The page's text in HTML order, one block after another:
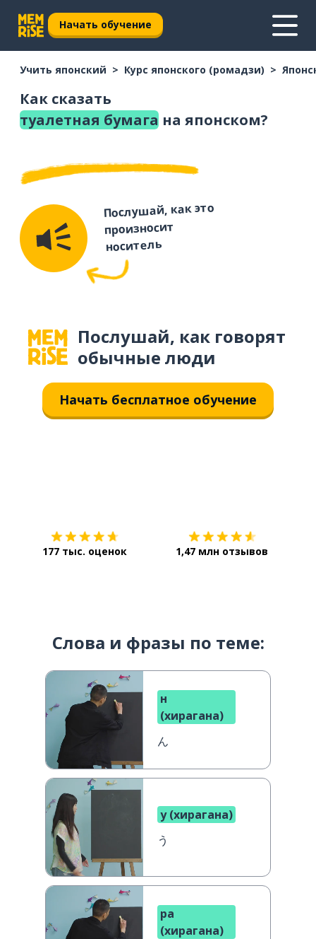
Начать обучение
Учить японский Курс японского (ромадзи)
Как сказать
туалетная бумага на японском?
Послушай, как это
произносит
носитель
Послушай, как говорят
обычные люди
Начать бесплатное обучение
177 тыс. оценок 1,47 млн отзывов
Слова и фразы по теме:
н
(хирагана)
ん
у (хирагана)
う
ра
(хирагана)